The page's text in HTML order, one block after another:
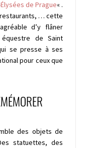
de Prague« .
… cette
d’y flâner
de Saint
se presse à ses
pour ceux que
des objets de
statuettes, des